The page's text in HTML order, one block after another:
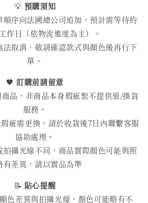
💡 預購須知
順序向法國總公司追加，預計需等待約
作日（依物流進度為主）。
法取消，敬請確認款式與顏色後再行下
單。
🖤訂購前請留意
商品，非商品本身瑕疵恕不提供退/換貨
服務。
疵需更換，請於收貨後7日內聯繫客服
協助處理。
拍攝光線不同，商品實際顏色可能與照
有差異，請以實品為準
📝 貼心提醒
色差異與拍攝光線，顏色可能略有不